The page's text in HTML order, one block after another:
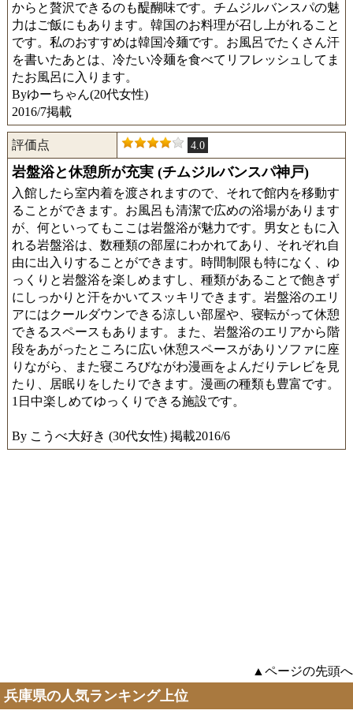
からと贅沢できるのも醍醐味です。チムジルバンスパの魅
力はご飯にもあります。韓国のお料理が召し上がれること
です。私のおすすめは韓国冷麺です。お風呂でたくさん汗
を書いたあとは、冷たい冷麺を食べてリフレッシュしてま
たお風呂に入ります。
Byゆーちゃん(20代女性)
2016/7掲載
評価点 4.0
岩盤浴と休憩所が充実 (チムジルバンスパ神戸)
入館したら室内着を渡されますので、それで館内を移動す
ることができます。お風呂も清潔で広めの浴場があります
が、何といってもここは岩盤浴が魅力です。男女ともに入
れる岩盤浴は、数種類の部屋にわかれてあり、それぞれ自
由に出入りすることができます。時間制限も特になく、ゆ
っくりと岩盤浴を楽しめますし、種類があることで飽きず
にしっかりと汗をかいてスッキリできます。岩盤浴のエリ
アにはクールダウンできる涼しい部屋や、寝転がって休憩
できるスペースもあります。また、岩盤浴のエリアから階
段をあがったところに広い休憩スペースがありソファに座
りながら、また寝ころびながわ漫画をよんだりテレビを見
たり、居眠りをしたりできます。漫画の種類も豊富です。
1日中楽しめてゆっくりできる施設です。
By こうべ大好き (30代女性) 掲載2016/6
▲ページの先頭へ
兵庫県の人気ランキング上位